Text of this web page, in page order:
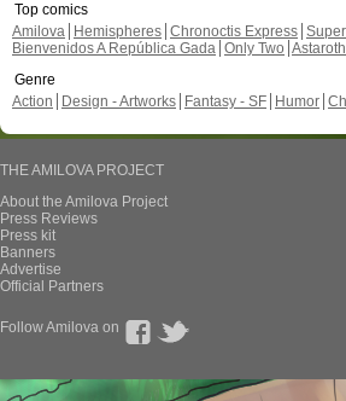
Top comics
Amilova
Hemispheres Chronoctis Express
Bienvenidos A República Gada Only Two
Genre
Action
Design - Artworks Fantasy - SF Humor
THE AMILOVA PROJECT
About the Amilova Project
Press Reviews
Press kit
Banners
Advertise
Official Partners
Follow Amilova on